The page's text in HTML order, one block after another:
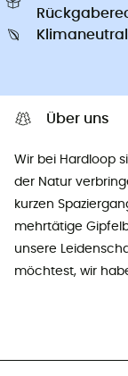
Klimaneutral
Über uns
Wir bei Hardloop
der Natur
kurzen
mehrtätige
unsere
möchtest, wir